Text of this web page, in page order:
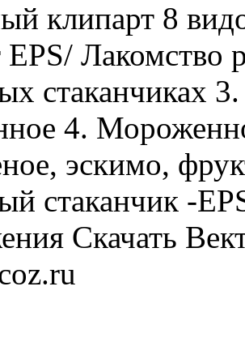
клипарт 8
Лакомство
стаканчиках
4.
эскимо,
стаканчик -
Скачать